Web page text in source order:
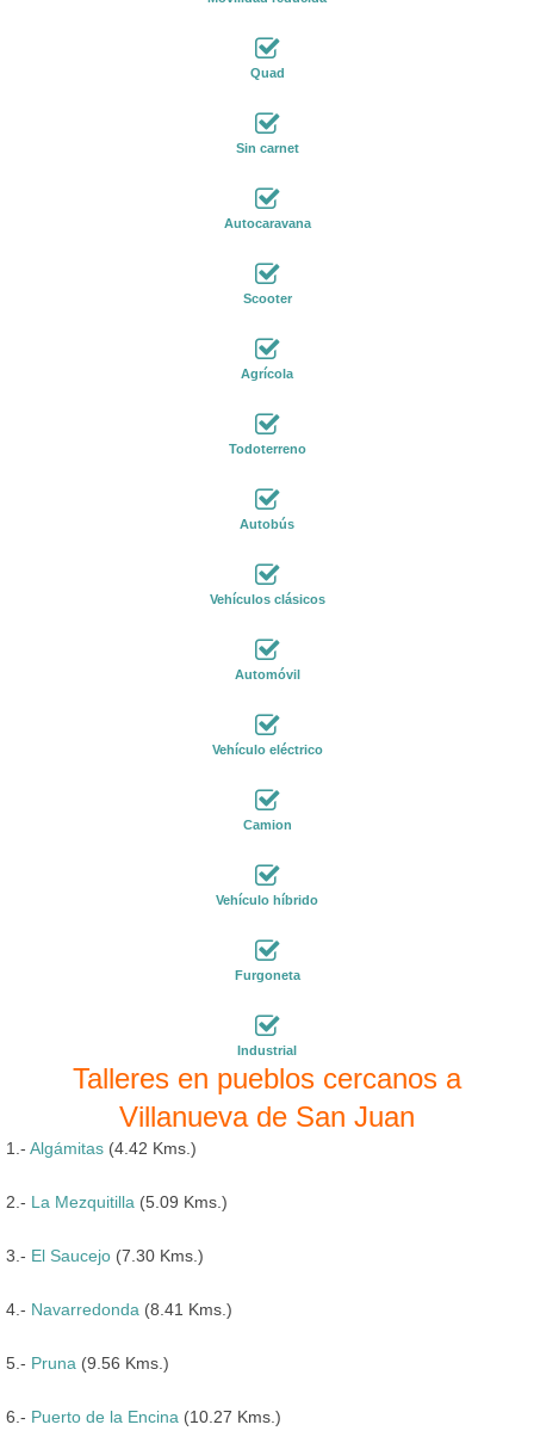
Quad
Sin carnet
Autocaravana
Scooter
Agrícola
Todoterreno
Autobús
Vehículos clásicos
Automóvil
Vehículo eléctrico
Camion
Vehículo híbrido
Furgoneta
Industrial
Talleres en pueblos cercanos a
Villanueva de San Juan
1.- Algámitas (4.42 Kms.)
2.- La Mezquitilla (5.09 Kms.)
3.- El Saucejo (7.30 Kms.)
4.- Navarredonda (8.41 Kms.)
5.- Pruna (9.56 Kms.)
6.- Puerto de la Encina (10.27 Kms.)